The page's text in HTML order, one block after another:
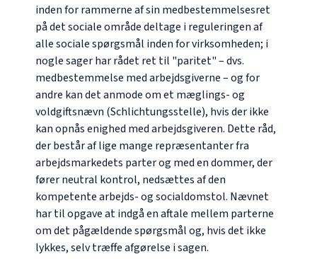
inden for rammerne af sin medbestemmelsesret
på det sociale område deltage i reguleringen af
alle sociale spørgsmål inden for virksomheden; i
nogle sager har rådet ret til "paritet" – dvs.
medbestemmelse med arbejdsgiverne – og for
andre kan det anmode om et mæglings- og
voldgiftsnævn (Schlichtungsstelle), hvis der ikke
kan opnås enighed med arbejdsgiveren. Dette råd,
der består af lige mange repræsentanter fra
arbejdsmarkedets parter og med en dommer, der
fører neutral kontrol, nedsættes af den
kompetente arbejds- og socialdomstol. Nævnet
har til opgave at indgå en aftale mellem parterne
om det pågældende spørgsmål og, hvis det ikke
lykkes, selv træffe afgørelse i sagen.